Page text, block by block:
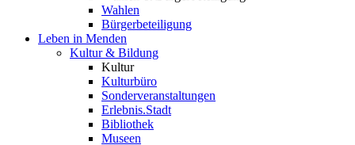
Wahlen
Bürgerbeteiligung
Leben in Menden
Kultur & Bildung
Kultur
Kulturbüro
Sonderveranstaltungen
Erlebnis.Stadt
Bibliothek
Museen